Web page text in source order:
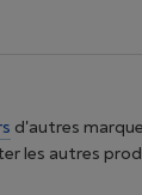
d'autres
les autres